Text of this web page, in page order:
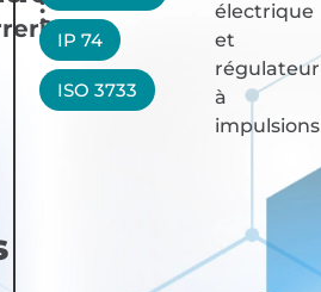
21454
IP 74
ISO 3733
électrique
et
régulateur
à
impulsions